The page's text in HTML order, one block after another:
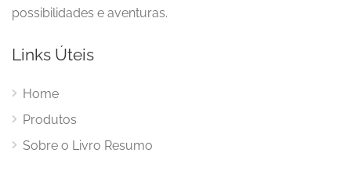
possibilidades e aventuras.
Links Úteis
Home
Produtos
Sobre o Livro Resumo